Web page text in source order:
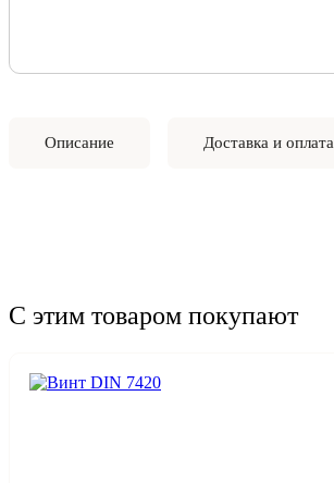
Описание Доставка и оплата
С этим товаром покупают